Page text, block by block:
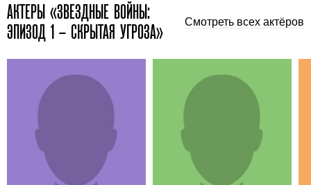
АКТЕРЫ «ЗВЕЗДНЫЕ ВОЙНЫ:
ЭПИЗОД 1 – СКРЫТАЯ УГРОЗА»
Смотреть всех актёров